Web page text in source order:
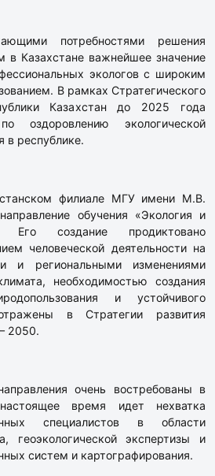
потребностями решения
в Казахстане важнейшее значение
экологов с широким
В рамках Стратегического
Казахстан до 2025 года
оздоровлению экологической
в республике.
филиале МГУ имени М.В.
обучения «Экология и
Его создание продиктовано
человеческой деятельности на
и региональными изменениями
необходимостью создания
и устойчивого
в Стратегии развития
2050.
очень востребованы в
время идет нехватка
специалистов в области
геоэкологической экспертизы и
систем и картографирования.